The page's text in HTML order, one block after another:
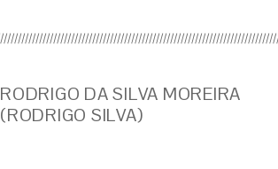
RODRIGO DA SILVA MOREIRA
(RODRIGO SILVA)